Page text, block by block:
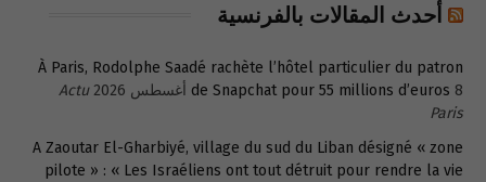
أحدث المقالات بالفرنسية
À Paris, Rodolphe Saadé rachète l’hôtel particulier du patron
de Snapchat pour 55 millions d’euros 8 أغسطس 2026
Actu
Paris
A Zaoutar El-Gharbiyé, village du sud du Liban désigné « zone
pilote » : « Les Israéliens ont tout détruit pour rendre la vie